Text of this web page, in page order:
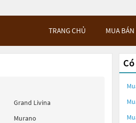
TRANG CHỦ MUA
Grand Livina
Murano